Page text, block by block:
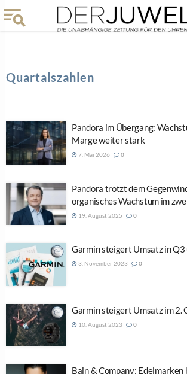
Quartalszahlen
Pandora im Übergang:
Marge weiter stark
7. Mai 2026 0
Pandora trotzt dem
organisches Wachstum im
19. August 2025 0
Garmin steigert Umsatz in
3. November 2023 0
Garmin steigert Umsatz im 2.
10. August 2023 0
Bain & Company: Edelmarken